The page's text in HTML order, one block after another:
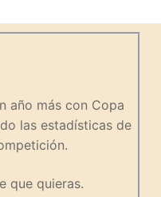
año más con Copa
las estadísticas de
que quieras.